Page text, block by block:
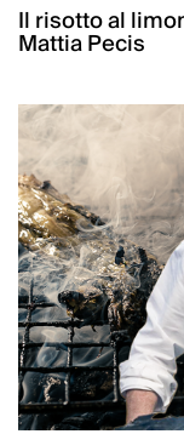
Il risotto al
Mattia Pecis